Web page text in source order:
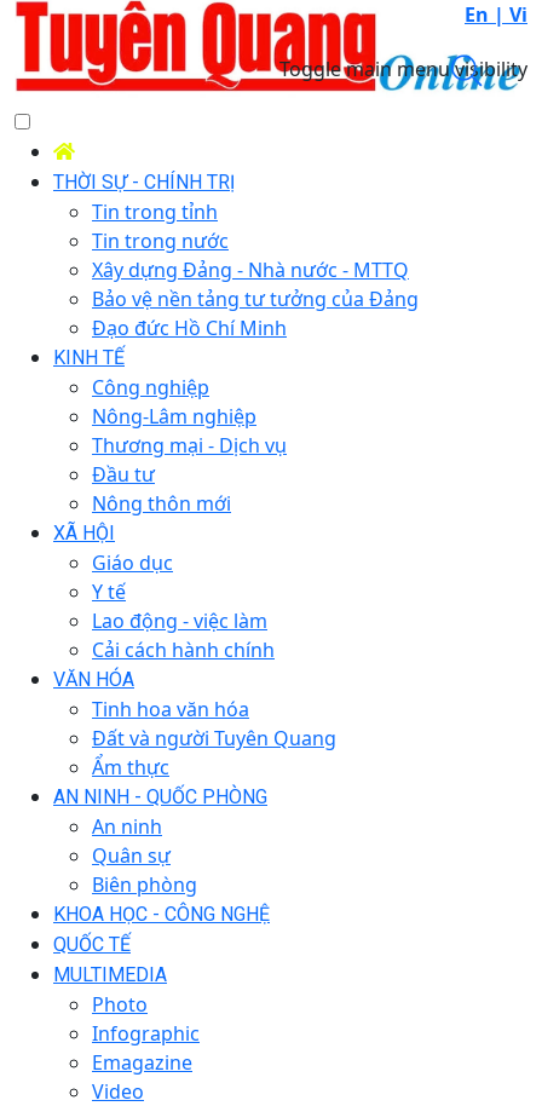
En | Vi
Toggle main menu visibility
THỜI SỰ - CHÍNH TRỊ
Tin trong tỉnh
Tin trong nước
Xây dựng Đảng - Nhà nước - MTTQ
Bảo vệ nền tảng tư tưởng của Đảng
Đạo đức Hồ Chí Minh
KINH TẾ
Công nghiệp
Nông-Lâm nghiệp
Thương mại - Dịch vụ
Đầu tư
Nông thôn mới
XÃ HỘI
Giáo dục
Y tế
Lao động - việc làm
Cải cách hành chính
VĂN HÓA
Tinh hoa văn hóa
Đất và người Tuyên Quang
Ẩm thực
AN NINH - QUỐC PHÒNG
An ninh
Quân sự
Biên phòng
KHOA HỌC - CÔNG NGHỆ
QUỐC TẾ
MULTIMEDIA
Photo
Infographic
Emagazine
Video